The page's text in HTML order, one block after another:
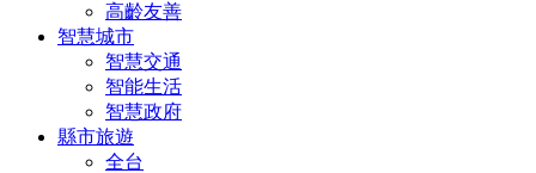
高齡友善
智慧城市
智慧交通
智能生活
智慧政府
縣市旅遊
全台